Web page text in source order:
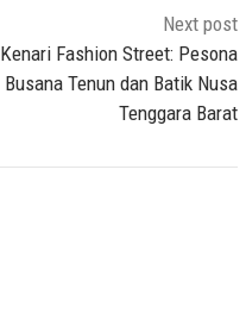
Next post
Kenari Fashion Street: Pesona
Busana Tenun dan Batik Nusa
Tenggara Barat